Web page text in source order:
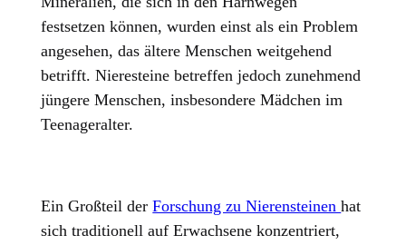
festsetzen können, wurden einst als ein Problem
angesehen, das ältere Menschen weitgehend
betrifft. Nieresteine betreffen jedoch zunehmend
jüngere Menschen, insbesondere Mädchen im
Teenageralter.
Ein Großteil derForschung zu Nierensteinenhat
sich traditionell auf Erwachsene konzentriert,